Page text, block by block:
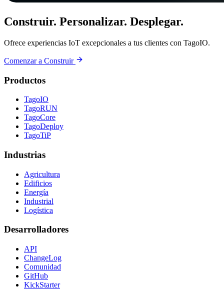
Construir. Personalizar. Desplegar.
Ofrece experiencias IoT excepcionales a tus clientes con TagoIO.
Comenzar a Construir
Productos
TagoIO
TagoRUN
TagoCore
TagoDeploy
TagoTiP
Industrias
Agricultura
Edificios
Energía
Industrial
Logística
Desarrolladores
API
ChangeLog
Comunidad
GitHub
KickStarter